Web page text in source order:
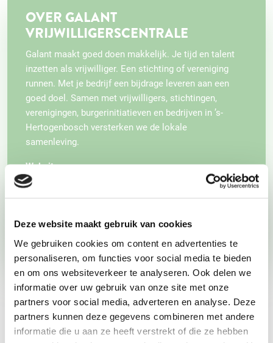
Deze website maakt gebruik van cookies
We gebruiken cookies om content en advertenties te
personaliseren, om functies voor social media te bieden
en om ons websiteverkeer te analyseren. Ook delen we
informatie over uw gebruik van onze site met onze
partners voor social media, adverteren en analyse. Deze
partners kunnen deze gegevens combineren met andere
informatie die u aan ze heeft verstrekt of die ze hebben
OVER GALANT
VRIJWILLIGERSCENTRALE
Galant maakt goed doen makkelijk. Je tijd en talent
inzetten als vrijwilliger. Een stichting of vereniging
runnen. Met je bedrijf een bijdrage leveren aan een
goed doel. Samen met vrijwilligers, stichtingen,
verenigingen, burgerinitiatieven en bedrijven in ’s-
Hertogenbosch versterken we de lokale
samenleving.
Website
http://www.galant.nl
Vrijwilligerscentrale (2)
VRIJWILLIGERSWERK VOOR
GROEPEN
Wil je als bedrijf, groep of vereniging graag iets goeds